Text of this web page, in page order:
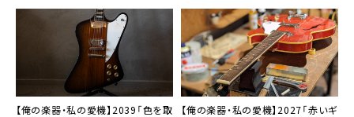
【俺の楽器・私の愛機】2039「色を取
【俺の楽器・私の愛機】2027「赤いギ